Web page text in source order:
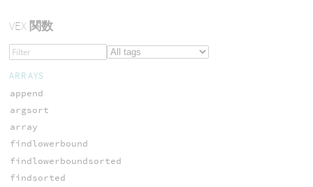
VEX関数
ARRAYS
append
argsort
array
findlowerbound
findlowerboundsorted
findsorted